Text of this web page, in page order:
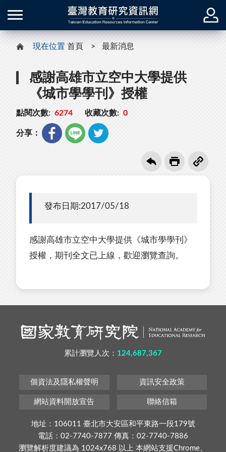
現在位置 首頁 最新消息
感謝高雄市立空中大學提供
《城市學學刊》授權
點閱次數: 6274 收藏次數: 0
分享：
發布日期:2017/05/18
感謝高雄市立空中大學提供《城市學學刊》
授權，期刊全文已上線，歡迎瀏覽查詢。
累計瀏覽人次： 124,687,367
個資法及隱私權聲明 資訊安全政策
網站資料開放宣告 聯絡信箱
地址：106011 臺北市大安區和平東路一段179號
電話：02-7740-7877 傳真：02-7740-7886
瀏覽解析度建議為 1024x768 以上 本網站支援Chrome、